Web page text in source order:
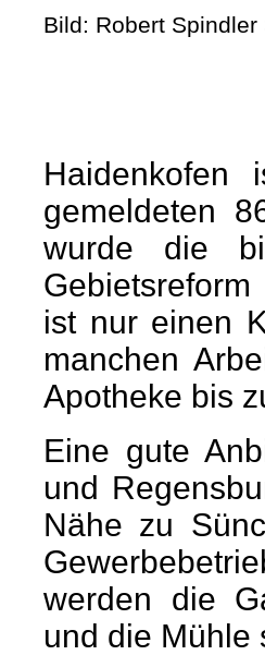
Bild: Robert
Haidenkofen
gemeldeten
wurde die
ist nur einen
manchen
Apotheke bis
Eine gute
und
Nähe zu
werden die
und die